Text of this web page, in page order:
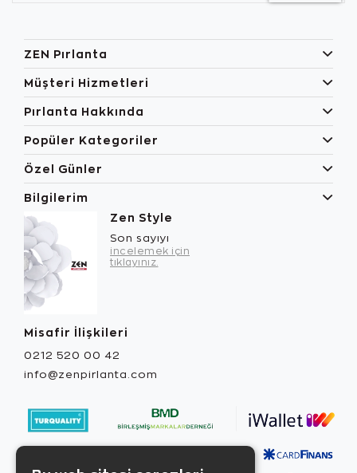
ZEN Pırlanta
Müşteri Hizmetleri
Pırlanta Hakkında
Popüler Kategoriler
Özel Günler
Bilgilerim
Zen Style
Son sayıyı
incelemek için
tıklayınız.
Misafir İlişkileri
0212 520 00 42
info@zenpirlanta.com